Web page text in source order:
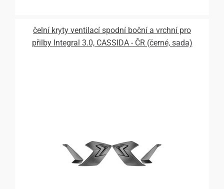
čelní kryty ventilací spodní boční a vrchní pro
přilby Integral 3.0, CASSIDA - ČR (černé, sada)